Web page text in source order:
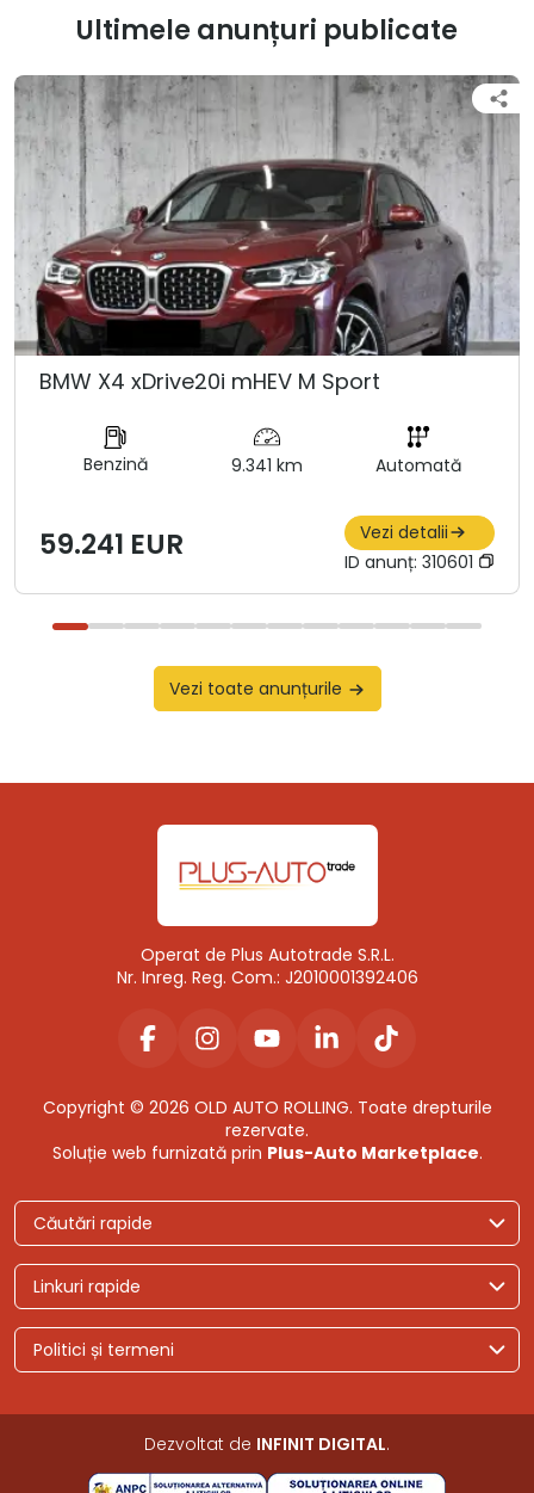
Ultimele anunțuri publicate
BMW X4 xDrive20i mHEV M Sport
Benzină 9.341 km Automată
59.241 EUR
Vezi detalii
ID anunț: 310601
Vezi toate anunțurile
Operat de Plus Autotrade S.R.L.
Nr. Inreg. Reg. Com.: J2010001392406
Copyright © 2026 OLD AUTO ROLLING. Toate drepturile
rezervate.
Soluție web furnizată prin Plus-Auto Marketplace.
Căutări rapide
Linkuri rapide
Politici și termeni
Dezvoltat de INFINIT DIGITAL.